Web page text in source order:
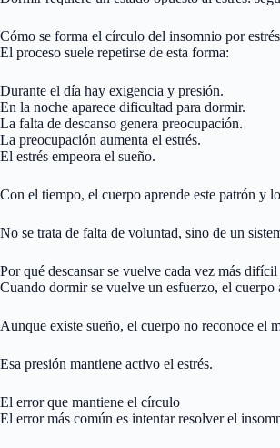
Cómo se forma el círculo del insomnio por estrés
El proceso suele repetirse de esta forma:
Durante el día hay exigencia y presión.
En la noche aparece dificultad para dormir.
La falta de descanso genera preocupación.
La preocupación aumenta el estrés.
El estrés empeora el sueño.
Con el tiempo, el cuerpo aprende este patrón y
No se trata de falta de voluntad, sino de un
Por qué descansar se vuelve cada vez más difícil
Cuando dormir se vuelve un esfuerzo, el
Aunque existe sueño, el cuerpo no reconoce el
Esa presión mantiene activo el estrés.
El error que mantiene el círculo
El error más común es intentar resolver el